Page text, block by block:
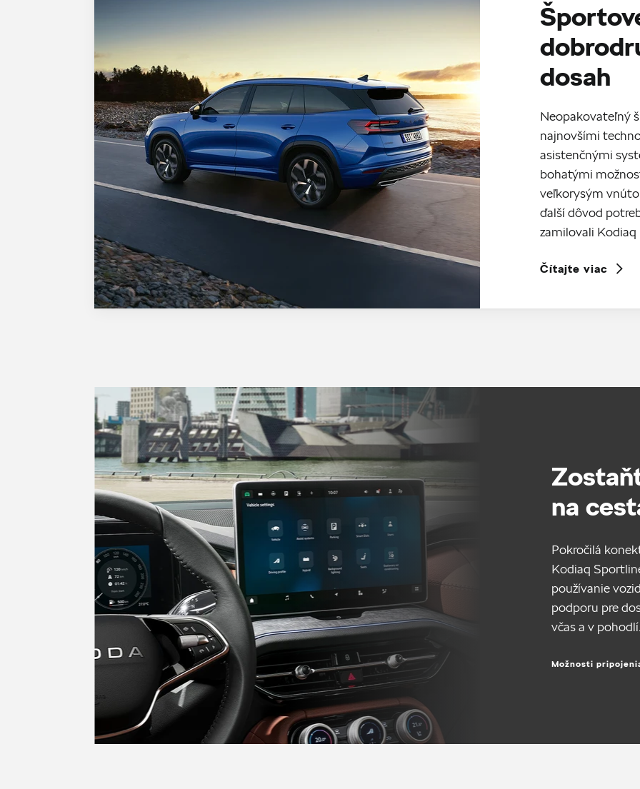
dosah
Neopakovateľný
najnovšími
asistenčnými
bohatými
veľkorysým
ďalší dôvod
zamilovali
Čítajte viac
na
Pokročilá
Kodiaq
používanie
podporu pre
včas a v pohodlí.
Možnosti